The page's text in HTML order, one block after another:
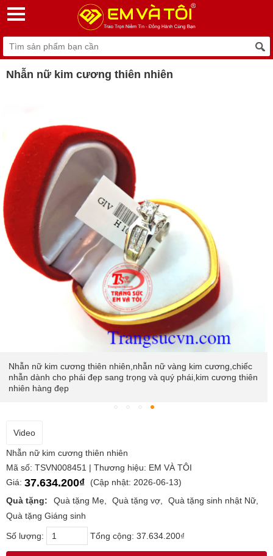
Nhẫn nữ kim cương thiên nhiên
Nhẫn nữ kim cương thiên nhiên,nhẫn nữ vàng kim cương,chiếc
nhẫn dành cho phái đẹp sang trọng và quý phái,kim cương thiên
nhiên hàng đẹp
Video
Nhẫn nữ kim cương thiên nhiên
Mã số: TSVN008451 | Thương hiệu: EM VÀ TÔI
Giá: 37.634.200₫
(Cập nhật: 2026-06-13)
Quà tặng:
Quà tặng Mẹ Quà tặng vợ
Quà tặng sinh nhật Nữ
Quà tặng Giáng sinh
Số lượng: Tổng cộng: 37.634.200₫